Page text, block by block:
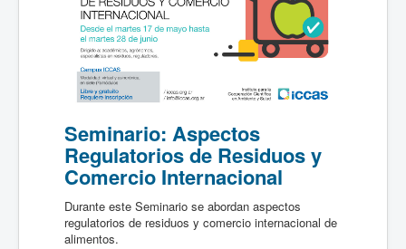
Seminario: Aspectos
Regulatorios de Residuos y
Comercio Internacional
Durante este Seminario se abordan aspectos
regulatorios de residuos y comercio internacional de
alimentos.